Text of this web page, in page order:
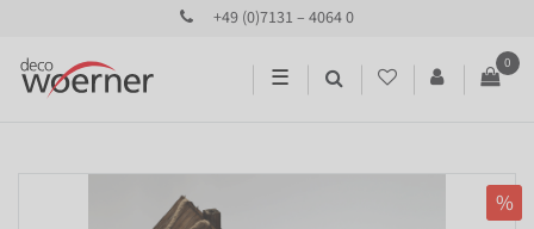
+49 (0)7131 – 4064 0
☰
0
%